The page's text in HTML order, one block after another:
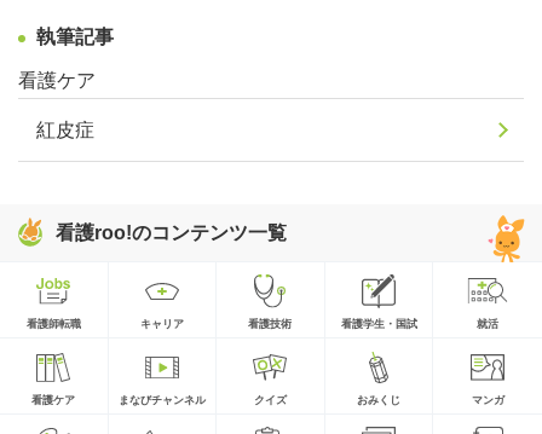
執筆記事
看護ケア
紅皮症
看護roo!のコンテンツ一覧
看護師転職 キャリア 看護技術 看護学生・国試 就活
看護ケア まなびチャンネル クイズ おみくじ マンガ